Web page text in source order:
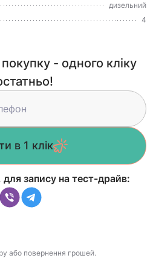
дизельний
4
- одного кліку
в 1 клік
запису на тест-драйв:
або повернення грошей.